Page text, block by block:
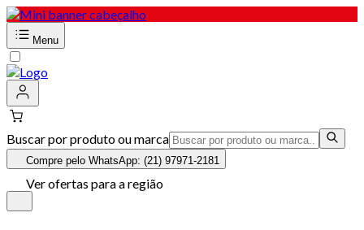
Menu
Buscar por produto ou marca
Compre pelo WhatsApp: (21) 97971-2181
Ver ofertas para a região